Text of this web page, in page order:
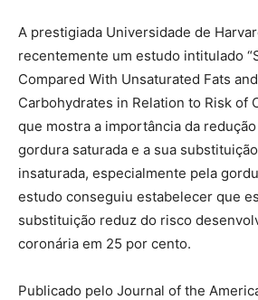
A prestigiada Universidade de
recentemente um estudo intitulado
Compared With Unsaturated Fats
Carbohydrates in Relation to Risk of
que mostra a importância da
gordura saturada e a sua
insaturada, especialmente pela
estudo conseguiu estabelecer que
substituição reduz do risco
coronária em 25 por cento.
Publicado pelo Journal of the